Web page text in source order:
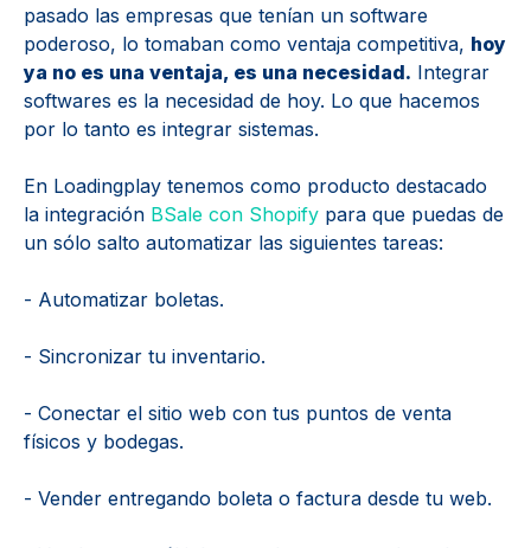
pasado las empresas que tenían un software
poderoso, lo tomaban como ventaja competitiva, hoy
ya no es una ventaja, es una necesidad. Integrar
softwares es la necesidad de hoy. Lo que hacemos
por lo tanto es integrar sistemas.
En Loadingplay tenemos como producto destacado
la integración BSale con Shopify para que puedas de
un sólo salto automatizar las siguientes tareas:
- Automatizar boletas.
- Sincronizar tu inventario.
- Conectar el sitio web con tus puntos de venta
físicos y bodegas.
- Vender entregando boleta o factura desde tu web.